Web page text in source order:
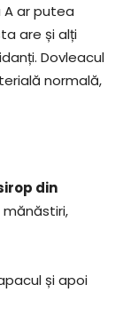
ar putea
are și alți
Dovleacul
normală,
din
și apoi